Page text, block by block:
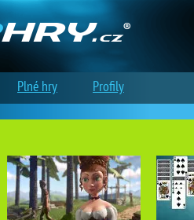
Plné hry Profily